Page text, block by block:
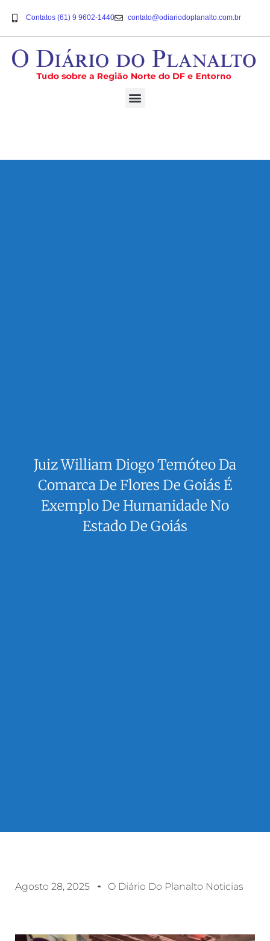
Contatos (61) 9 9602-1440 contato@odiariodoplanalto.com.br
Juiz William Diogo Temóteo Da
Comarca De Flores De Goiás É
Exemplo De Humanidade No
Estado De Goiás
Agosto 28, 2025 O Diário Do Planalto Noticias